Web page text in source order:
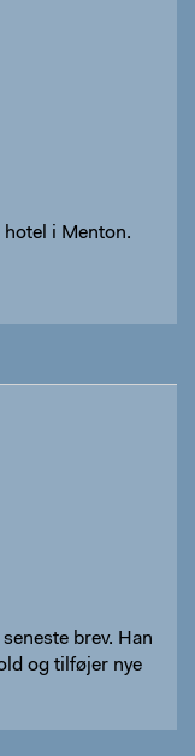
hotel i Menton.
brev. Han
og tilføjer nye